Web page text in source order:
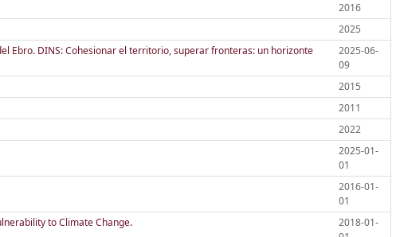
2016
2025
Ebro. DINS: Cohesionar el territorio, superar fronteras: un horizonte
2025-06-
09
2015
2011
2022
2025-01-
01
2016-01-
01
to Climate Change.
2018-01-